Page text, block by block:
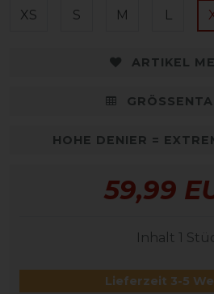
XS S M L
ARTIKEL
HOHE DENIER =
59,99
Inhalt 1
Lieferzeit 3-5